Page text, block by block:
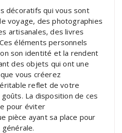
décoratifs qui vous sont
voyage, des photographies
artisanales, des livres
éléments personnels
son identité et la rendent
des objets qui ont une
vous créerez
reflet de votre
La disposition de ces
pour éviter
pièce ayant sa place pour
générale.